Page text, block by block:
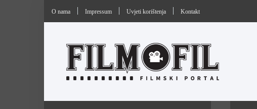
O nama Impressum Uvjeti korištenja Kontakt